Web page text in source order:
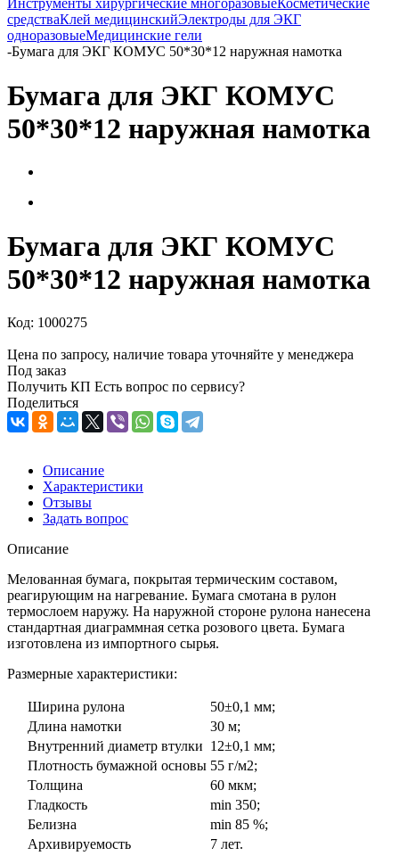
Инструменты хирургические многоразовыеКосметические
средстваКлей медицинскийЭлектроды для ЭКГ
одноразовыеМедицинские гели
-Бумага для ЭКГ КОМУС 50*30*12 наружная намотка
Бумага для ЭКГ КОМУС
50*30*12 наружная намотка
Бумага для ЭКГ КОМУС
50*30*12 наружная намотка
Код: 1000275
Цена по запросу, наличие товара уточняйте у менеджера
Под заказ
Получить КП Есть вопрос по сервису?
Поделиться
Описание
Характеристики
Отзывы
Задать вопрос
Описание
Мелованная бумага, покрытая термическим составом,
реагирующим на нагревание. Бумага смотана в рулон
термослоем наружу. На наружной стороне рулона нанесена
стандартная диаграммная сетка розового цвета. Бумага
изготовлена из импортного сырья.
Размерные характеристики:
Ширина рулона
50±0,1 мм;
Длина намотки
30 м;
Внутренний диаметр втулки 12±0,1 мм;
Плотность бумажной основы 55 г/м2;
Толщина
60 мкм;
Гладкость
min 350;
Белизна
min 85 %;
Архивируемость
7 лет.